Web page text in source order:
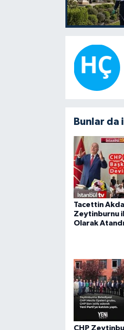
Bunlar da
Tacettin
Zeytinburnu
Olarak Atandı
CHP